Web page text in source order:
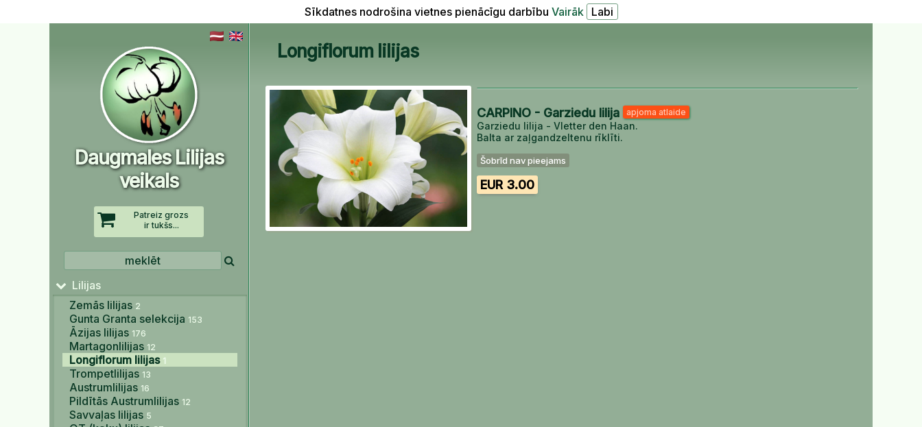
Sīkdatnes nodrošina vietnes pienācīgu darbību Vairāk
Daugmales Lilijas
veikals
Patreiz grozs
ir tukšs...
Lilijas
Zemās lilijas 2
Gunta Granta selekcija 153
Āzijas lilijas 176
Martagonlilijas 12
Longiflorum lilijas 1
Trompetlilijas 13
Austrumlilijas 16
Pildītās Austrumlilijas 12
Savvaļas lilijas 5
Longiflorum lilijas
CARPINO - Garziedu lilija apjoma atlaide
Garziedu lilija - Vletter den Haan.
Balta ar zaļgandzeltenu rīklīti.
Šobrīd nav pieejams
EUR 3.00